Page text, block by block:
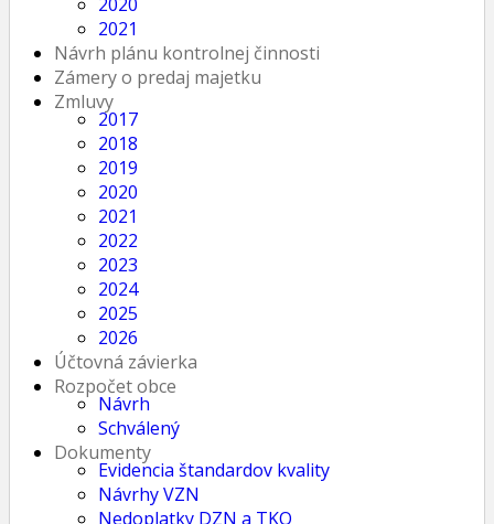
2021
Návrh plánu kontrolnej činnosti
Zámery o predaj majetku
Zmluvy
2017
2018
2019
2020
2021
2022
2023
2024
2025
2026
Účtovná závierka
Rozpočet obce
Návrh
Schválený
Dokumenty
Evidencia štandardov kvality
Návrhy VZN
Nedoplatky DZN a TKO